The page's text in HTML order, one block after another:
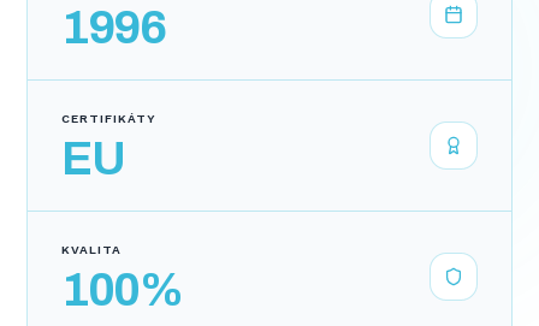
1996
CERTIFIKÁTY
EU
KVALITA
100%